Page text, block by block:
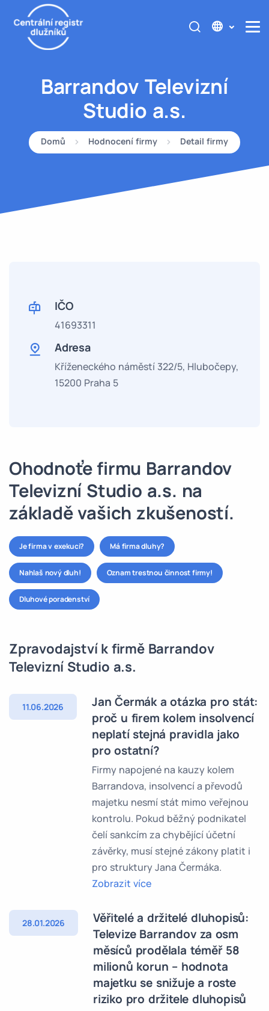
Barrandov Televizní
Studio a.s.
Domů Hodnocení firmy Detail firmy
IČO
41693311
Adresa
Kříženeckého náměstí 322/5, Hlubočepy,
15200 Praha 5
Ohodnoťe firmu Barrandov
Televizní Studio a.s. na
základě vašich zkušeností.
Je firma v exekuci? Má firma dluhy?
Nahlaš nový dluh! Oznam trestnou činnost firmy!
Dluhové poradenství
Zpravodajství k firmě Barrandov
Televizní Studio a.s.
11.06.2026
Jan Čermák a otázka pro stát:
proč u firem kolem insolvencí
neplatí stejná pravidla jako
pro ostatní?
Firmy napojené na kauzy kolem
Barrandova, insolvencí a převodů
majetku nesmí stát mimo veřejnou
kontrolu. Pokud běžný podnikatel
čelí sankcím za chybějící účetní
závěrky, musí stejné zákony platit i
pro struktury Jana Čermáka.
Zobrazit více
28.01.2026
Věřitelé a držitelé dluhopisů:
Televize Barrandov za osm
měsíců prodělala téměř 58
milionů korun – hodnota
majetku se snižuje a roste
riziko pro držitele dluhopisů